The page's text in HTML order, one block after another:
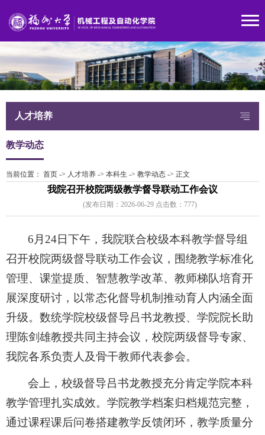
人才培养
教学动态
当前位置： 首页 -> 人才培养 -> 本科生 -> 教学动态 -> 正文
我院召开校院两级教学督导联动工作会议
(发布日期：2026-06-29 点击数： 777)
6月24日下午，我院联合校级本科教学督导组
召开校院两级督导联动工作会议，围绕教学标准化
管理、课堂提质、智慧教学改革、教师梯队培育开
展深度研讨，以常态化督导机制推动育人内涵全面
升级。数统学院校级督导吕书龙教授、学院院长助
理陈剑雄教授共同主持会议，校院两级督导专家、
我院各系负责人及骨干教师代表参会。
会上，校级督导吕书龙教授充分肯定学院本科
教学管理扎实成效。学院教学档案归档规范完整，
通过课程课后问卷搭建教学反馈闭环，教学质量分